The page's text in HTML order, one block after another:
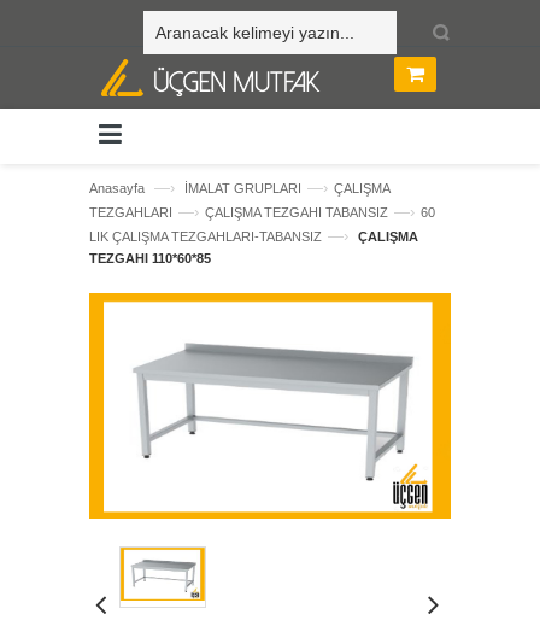
Anasayfa —› İMALAT GRUPLARI —› ÇALIŞMA
TEZGAHLARI —› ÇALIŞMA TEZGAHI TABANSIZ —› 60
LIK ÇALIŞMA TEZGAHLARI-TABANSIZ —›
ÇALIŞMA
TEZGAHI 110*60*85